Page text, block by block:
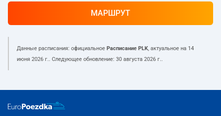
МАРШРУТ
Данные расписания: официальное Расписание PLK, актуальное на 14
июня 2026 г.. Следующее обновление: 30 августа 2026 г..